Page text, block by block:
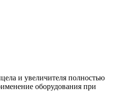
и увеличителя полностью
оборудования при